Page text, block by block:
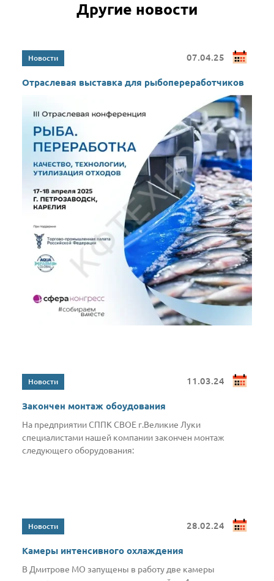
Другие новости
07.04.25
Отраслевая выставка для рыбопереработчиков
11.03.24
Закончен монтаж обоудования
На предприятии СППК СВОЕ г.Великие Луки
специалистами нашей компании закончен монтаж
следующего оборудования:
28.02.24
Камеры интенсивного охлаждения
В Дмитрове МО запущены в работу две камеры